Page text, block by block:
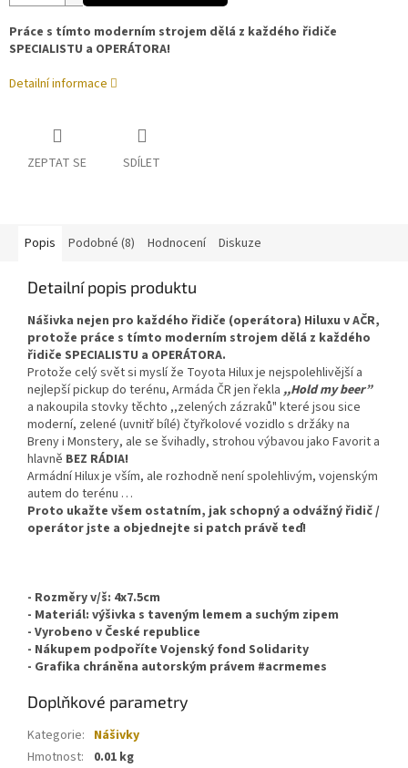
Práce s tímto moderním strojem dělá z každého řidiče
SPECIALISTU a OPERÁTORA!
Detailní informace
ZEPTAT SE SDÍLET
Popis Podobné (8) Hodnocení Diskuze
Detailní popis produktu
Nášivka nejen pro každého řidiče (operátora) Hiluxu v AČR,
protože práce s tímto moderním strojem dělá z každého
řidiče SPECIALISTU a OPERÁTORA.
Protože celý svět si myslí že Toyota Hilux je nejspolehlivější a
nejlepší pickup do terénu, Armáda ČR jen řekla ,,Hold my beer”
a nakoupila stovky těchto ,,zelených zázraků" které jsou sice
moderní, zelené (uvnitř bílé) čtyřkolové vozidlo s držáky na
Breny i Monstery, ale se švihadly, strohou výbavou jako Favorit a
hlavně BEZ RÁDIA!
Armádní Hilux je vším, ale rozhodně není spolehlivým, vojenským
autem do terénu …
Proto ukažte všem ostatním, jak schopný a odvážný řidič /
operátor jste a objednejte si patch právě teď!
- Rozměry v/š: 4x7.5cm
- Materiál: výšivka s taveným lemem a suchým zipem
- Vyrobeno v České republice
- Nákupem podpoříte Vojenský fond Solidarity
- Grafika chráněna autorským právem #acrmemes
Doplňkové parametry
Kategorie: Nášivky
Hmotnost: 0.01 kg